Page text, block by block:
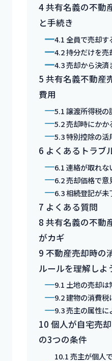
4共有名義の不動
と手続き
4.1全員で売却す
4.2持分だけを売
4.3売却から決済
5 共有名義不動産
費用
5.1譲渡所得税の
5.2売却時にかか
5.3特別控除の活
6 よくあるトラブ
6.1連絡が取れな
6.2売却価格で意
6.3相続登記が未
7 よくある質問
8 共有名義の不動
がカギ
9 不動産売却時の
ルールを理解しよ
9.1土地の売却は
9.2建物の消費税
9.3売主の属性に
10 個人が自宅売
の3つの条件
10.1売主が個人